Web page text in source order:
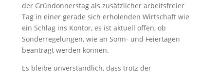
der Gründonnerstag als zusätzlicher arbeitsfreier
Tag in einer gerade sich erholenden Wirtschaft wie
ein Schlag ins Kontor, es ist aktuell offen, ob
Sonderregelungen, wie an Sonn- und Feiertagen
beantragt werden können.
Es bleibe unverständlich, dass trotz der